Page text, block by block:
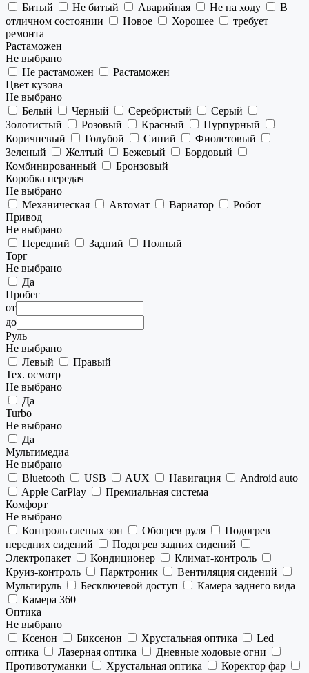
Битый
Не битый Аварийная Не на ходу
В
отличном состоянии
Новое Хорошее
требует
ремонта
Растаможен
Не выбрано
Не растаможен
Растаможен
Цвет кузова
Не выбрано
Белый
Черный Серебристый
Серый
Золотистый
Розовый Красный
Пурпурный
Коричневый
Голубой Синий
Фиолетовый
Зеленый
Желтый Бежевый
Бордовый
Комбинированный
Бронзовый
Коробка передач
Не выбрано
Механическая
Автомат Вариатор
Робот
Привод
Не выбрано
Передний
Задний
Полный
Торг
Не выбрано
Да
Пробег
от
до
Руль
Не выбрано
Левый
Правый
Тех. осмотр
Не выбрано
Да
Turbo
Не выбрано
Да
Мультимедиа
Не выбрано
Bluetooth
USB AUX Навигация
Android auto
Apple CarPlay
Премиальная система
Комфорт
Не выбрано
Контроль слепых зон
Обогрев руля
Подогрев
передних сидений
Подогрев задних сидений
Электропакет
Кондиционер
Климат-контроль
Круиз-контроль
Парктроник
Вентиляция сидений
Мультируль
Бесключевой доступ
Камера заднего вида
Камера 360
Оптика
Не выбрано
Ксенон
Биксенон Хрустальная оптика
Led
оптика
Лазерная оптика
Дневные ходовые огни
Противотуманки
Хрустальная оптика
Коректор фар